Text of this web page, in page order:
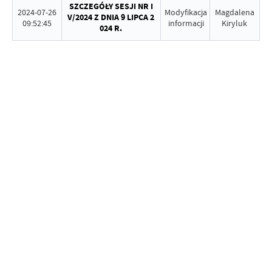
2024-07-26
09:52:45
SZCZEGÓŁY SESJI NR I
V/2024 Z DNIA 9 LIPCA 2
024 R.
Modyfikacja
informacji
Magdalena
Kiryluk